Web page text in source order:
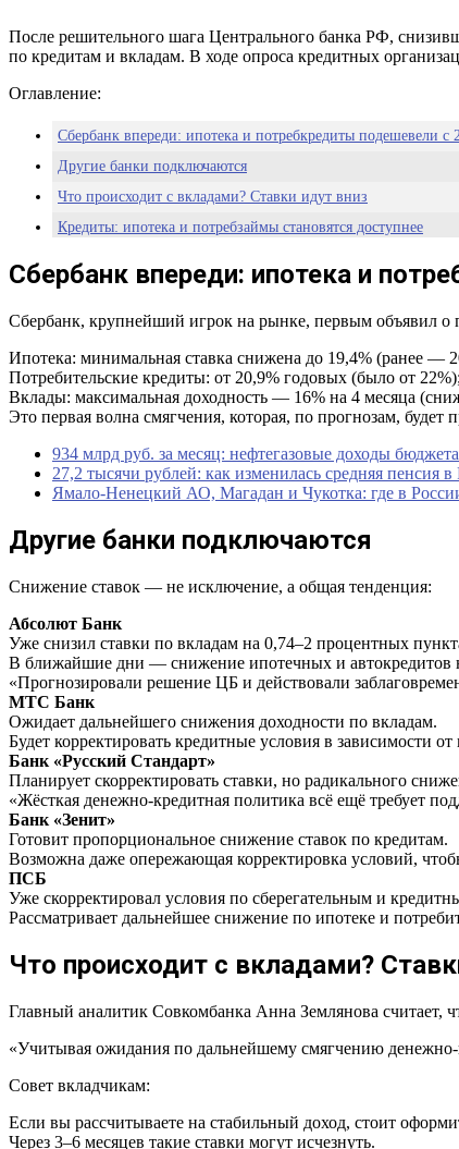
После решительного шага Центрального банка РФ,
по кредитам и вкладам. В ходе опроса кредитных
Оглавление:
Сбербанк впереди: ипотека и потребкредиты подешевели с
Другие банки подключаются
Что происходит с вкладами? Ставки идут вниз
Кредиты: ипотека и потребзаймы становятся доступнее
Итог: время принимать решения
Сбербанк впереди: ипотека и
Сбербанк, крупнейший игрок на рынке, первым объявил о
Ипотека: минимальная ставка снижена до 19,4% (ранее —
Потребительские кредиты: от 20,9% годовых (было от 22%);
Вклады: максимальная доходность — 16% на 4 месяца
Это первая волна смягчения, которая, по прогнозам, будет
934 млрд руб. за месяц: нефтегазовые доходы
27,2 тысячи рублей: как изменилась средняя пенсия
Ямало-Ненецкий АО, Магадан и Чукотка: где в
Другие банки подключаются
Снижение ставок — не исключение, а общая тенденция:
Абсолют Банк
Уже снизил ставки по вкладам на 0,74–2 процентных
В ближайшие дни — снижение ипотечных и автокредитов
«Прогнозировали решение ЦБ и действовали
МТС Банк
Ожидает дальнейшего снижения доходности по вкладам.
Будет корректировать кредитные условия в зависимости
Банк «Русский Стандарт»
Планирует скорректировать ставки, но радикального
«Жёсткая денежно-кредитная политика всё ещё требует
Банк «Зенит»
Готовит пропорциональное снижение ставок по кредитам.
Возможна даже опережающая корректировка условий,
ПСБ
Уже скорректировал условия по сберегательным и
Рассматривает дальнейшее снижение по ипотеке и
Что происходит с вкладами?
Главный аналитик Совкомбанка Анна Землянова считает,
«Учитывая ожидания по дальнейшему смягчению
Совет вкладчикам:
Если вы рассчитываете на стабильный доход, стоит
Через 3–6 месяцев такие ставки могут исчезнуть.